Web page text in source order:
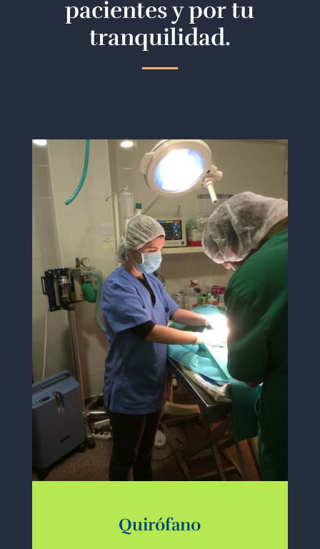
pacientes y por tu
tranquilidad.
Quirófano